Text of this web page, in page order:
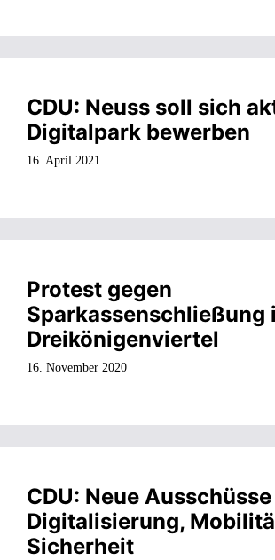
CDU: Neuss soll sich
Digitalpark bewerben
16. April 2021
Protest gegen
Sparkassenschließung
Dreikönigenviertel
16. November 2020
CDU: Neue
Digitalisierung,
Sicherheit